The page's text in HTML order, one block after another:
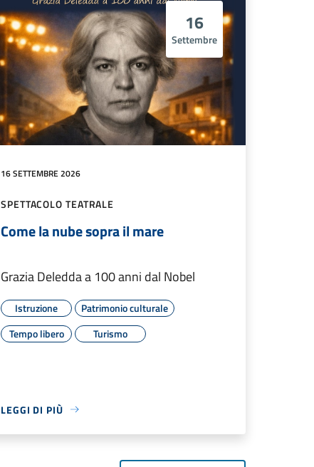
16
Settembre
16 SETTEMBRE 2026
SPETTACOLO TEATRALE
Come la nube sopra il mare
Grazia Deledda a 100 anni dal Nobel
Istruzione
Patrimonio culturale
Tempo libero
Turismo
LEGGI DI PIÙ